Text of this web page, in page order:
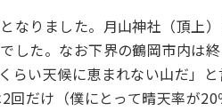
なりました。月山神社（頂上
した。なお下界の鶴岡市内は
らい天候に恵まれない山だ」
だけ（僕にとって晴天率が20